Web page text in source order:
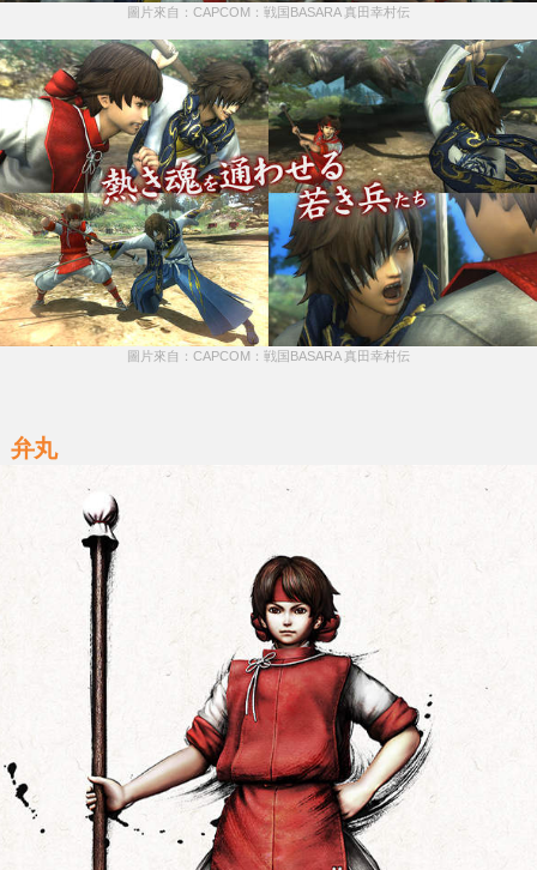
圖片來自：CAPCOM：戦国BASARA 真田幸村伝
圖片來自：CAPCOM：戦国BASARA 真田幸村伝
弁丸